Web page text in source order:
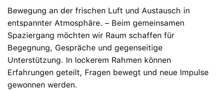
Bewegung an der frischen Luft und Austausch in
entspannter Atmosphäre. – Beim gemeinsamen
Spaziergang möchten wir Raum schaffen für
Begegnung, Gespräche und gegenseitige
Unterstützung. In lockerem Rahmen können
Erfahrungen geteilt, Fragen bewegt und neue Impulse
gewonnen werden.